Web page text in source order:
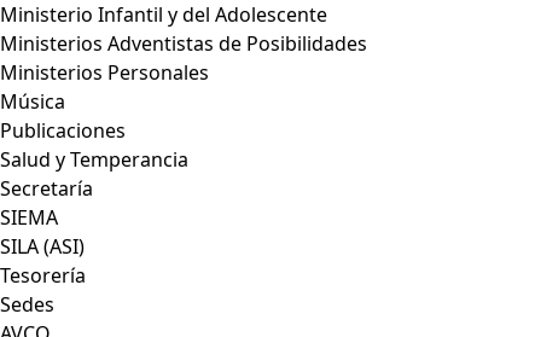
Ministerio Infantil y del Adolescente
Ministerios Adventistas de Posibilidades
Ministerios Personales
Música
Publicaciones
Salud y Temperancia
Secretaría
SIEMA
SILA (ASI)
Tesorería
Sedes